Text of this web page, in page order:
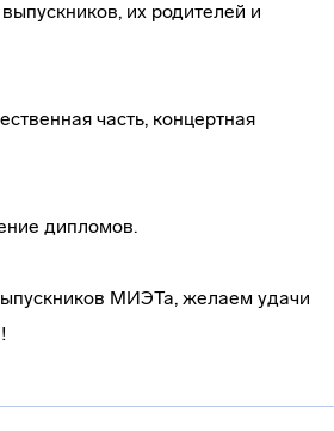
их родителей и
часть, концертная
дипломов.
МИЭТа, желаем удачи